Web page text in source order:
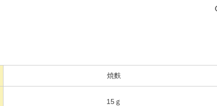
焼麩
15ｇ